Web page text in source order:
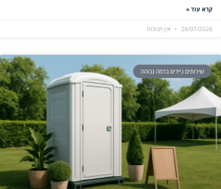
קרא עוד »
28/07/2026 אין תגובות
שירותים ניידים ברמה גבוהה